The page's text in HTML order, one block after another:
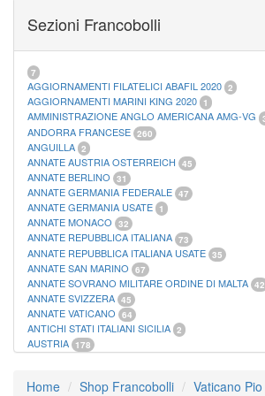
FOGLI MARINI PERIODI SEPARATI VATICANO
MATERIALE FILATELICO MARINI 33
RACCOGLITORI XL
Sezioni Francobolli
7
AGGIORNAMENTI FILATELICI ABAFIL 2020 2
AGGIORNAMENTI MARINI KING 2020 1
AMMINISTRAZIONE ANGLO AMERICANA AMG-VG
ANDORRA FRANCESE 260
ANGUILLA 2
ANNATE AUSTRIA OSTERREICH 45
ANNATE BERLINO 31
ANNATE GERMANIA FEDERALE 47
ANNATE GERMANIA USATE 1
ANNATE MONACO 32
ANNATE REPUBBLICA ITALIANA 73
ANNATE REPUBBLICA ITALIANA USATE 35
ANNATE SAN MARINO 67
ANNATE SOVRANO MILITARE ORDINE DI MALTA 42
ANNATE SVIZZERA 45
ANNATE VATICANO 64
ANTICHI STATI ITALIANI SICILIA 2
AUSTRIA 178
CASTELROSSO 10
Home Shop Francobolli
Vaticano